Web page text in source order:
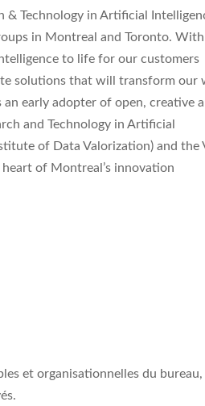
& Technology in Artificial
in Montreal and Toronto. With
to life for our customers
solutions that will transform our
early adopter of open, creative
and Technology in Artificial
of Data Valorization) and the
of Montreal’s innovation
et organisationnelles du